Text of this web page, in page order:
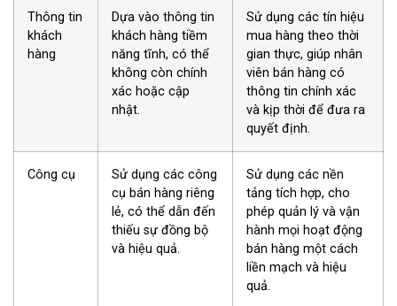
Thông tin
khách
hàng
Dựa vào thông tin
khách hàng tiềm
năng tĩnh, có thể
không còn chính
xác hoặc cập
nhật.
Sử dụng các tín hiệu
mua hàng theo thời
gian thực, giúp nhân
viên bán hàng có
thông tin chính xác
và kịp thời để đưa ra
quyết định.
Công cụ
Sử dụng các công
cụ bán hàng riêng
lẻ, có thể dẫn đến
thiếu sự đồng bộ
và hiệu quả.
Sử dụng các nền
tảng tích hợp, cho
phép quản lý và vận
hành mọi hoạt động
bán hàng một cách
liền mạch và hiệu
quả.